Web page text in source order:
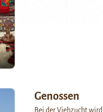
Genossen
Bei der Viehzucht